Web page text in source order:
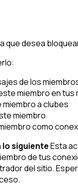
que desea
de los
miembro en tus
miembro a clubes
miembro
como
lo siguienteEsta
de tus
del sitio.